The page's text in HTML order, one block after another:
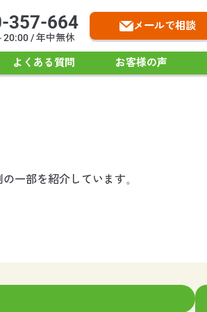
357-664
20:00 / 年中無休
メールで相談
よくある質問 お客様の声
一部を紹介しています。